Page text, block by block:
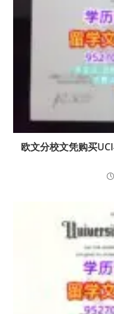
欧文分校文凭购买